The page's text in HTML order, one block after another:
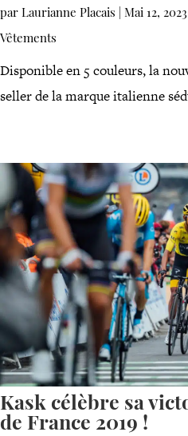
par Laurianne Placais Mai 12, 2023
Vêtements
Disponible en 5 couleurs, la
seller de la marque italienne
Kask célèbre sa
de France 2019 !